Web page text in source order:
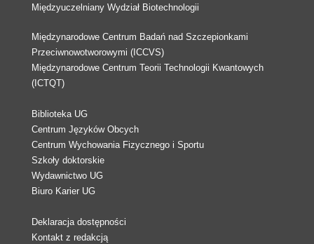
Międzyuczelniany Wydział Biotechnologii
Międzynarodowe Centrum Badań nad Szczepionkami
Przeciwnowotworowymi (ICCVS)
Międzynarodowe Centrum Teorii Technologii Kwantowych
(ICTQT)
Biblioteka UG
Centrum Języków Obcych
Centrum Wychowania Fizycznego i Sportu
Szkoły doktorskie
Wydawnictwo UG
Biuro Karier UG
Deklaracja dostępności
Kontakt z redakcją